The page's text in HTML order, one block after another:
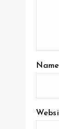
Name